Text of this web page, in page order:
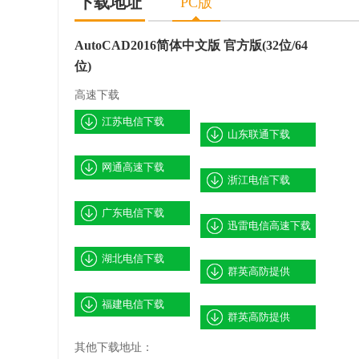
AutoCAD2016简体中文版 官方版(32位/64
位)
高速下载
江苏电信下载
山东联通下载
网通高速下载
浙江电信下载
广东电信下载
迅雷电信高速下载
湖北电信下载
群英高防提供
福建电信下载
群英高防提供
其他下载地址：